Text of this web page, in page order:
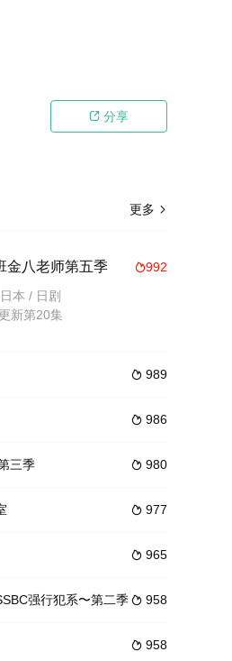
 分享
》，预定今年５月播出，第一夜由满岛真
技术要求相对性提高。为了因应科学的办
更多 
992
金八老师第五季
本 / 日剧
新第20集
 989
 986
 980
三季
 977
 965
 958
强行犯系〜第二季
 958